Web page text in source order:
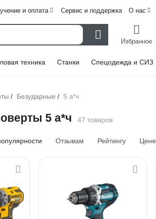
и оплата Сервис и поддержка О нас
Избранное
техника Станки Спецодежда и СИЗ
/ Безударные / 5 а*ч
5 а*ч 47 товаров
Отзывам Рейтингу Цене